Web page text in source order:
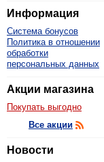
Информация
Система бонусов
Политика в отношении
обработки
персональных данных
Акции магазина
Покупать выгодно
Все акции
Новости